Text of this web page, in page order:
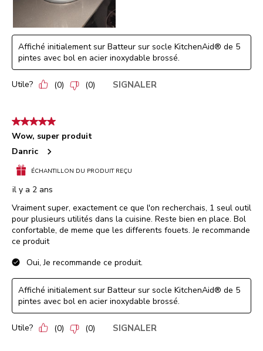
Affiché initialement sur Batteur sur socle KitchenAid® de 5
pintes avec bol en acier inoxydable brossé.
Utile? (0) (0) SIGNALER
5 étoile(s) sur 5.
Wow, super produit
Danric
ÉCHANTILLON DU PRODUIT REÇU
il y a 2 ans
Vraiment super, exactement ce que l'on recherchais, 1 seul outil
pour plusieurs utilités dans la cuisine. Reste bien en place. Bol
confortable, de meme que les differents fouets. Je recommande
ce produit
Oui, Je recommande ce produit.
Affiché initialement sur Batteur sur socle KitchenAid® de 5
pintes avec bol en acier inoxydable brossé.
Utile? (0) (0) SIGNALER